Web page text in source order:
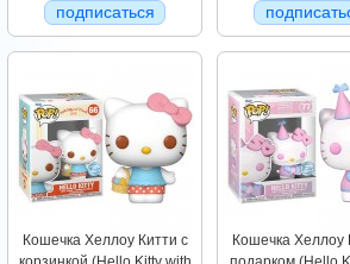
подписаться
Кошечка Хеллоу Китти с
Кошечка Хеллоу